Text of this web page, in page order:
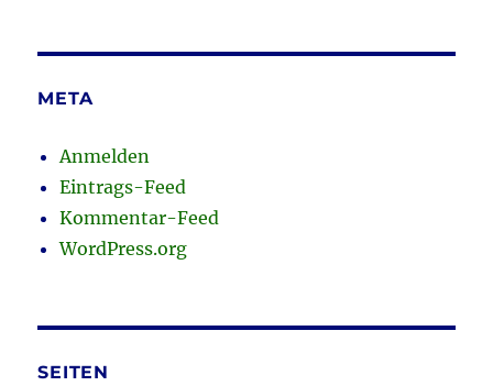
META
Anmelden
Eintrags-Feed
Kommentar-Feed
WordPress.org
SEITEN